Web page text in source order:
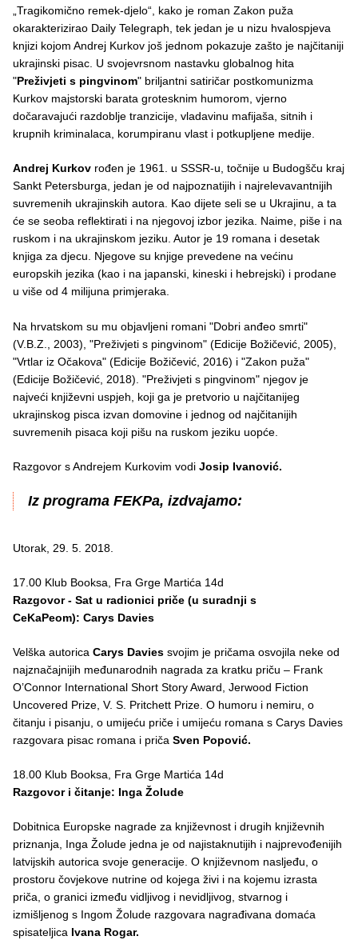
„Tragikomično remek-djelo“, kako je roman Zakon puža
okarakterizirao Daily Telegraph, tek jedan je u nizu hvalospjeva
knjizi kojom Andrej Kurkov još jednom pokazuje zašto je najčitaniji
ukrajinski pisac. U svojevrsnom nastavku globalnog hita
"Preživjeti s pingvinom" briljantni satiričar postkomunizma
Kurkov majstorski barata grotesknim humorom, vjerno
dočaravajući razdoblje tranzicije, vladavinu mafijaša, sitnih i
krupnih kriminalaca, korumpiranu vlast i potkupljene medije.
Andrej Kurkov rođen je 1961. u SSSR-u, točnije u Budogšču kraj
Sankt Petersburga, jedan je od najpoznatijih i najrelevavantnijih
suvremenih ukrajinskih autora. Kao dijete seli se u Ukrajinu, a ta
će se seoba reflektirati i na njegovoj izbor jezika. Naime, piše i na
ruskom i na ukrajinskom jeziku. Autor je 19 romana i desetak
knjiga za djecu. Njegove su knjige prevedene na većinu
europskih jezika (kao i na japanski, kineski i hebrejski) i prodane
u više od 4 milijuna primjeraka.
Na hrvatskom su mu objavljeni romani "Dobri anđeo smrti"
(V.B.Z., 2003), "Preživjeti s pingvinom" (Edicije Božičević, 2005),
"Vrtlar iz Očakova" (Edicije Božičević, 2016) i "Zakon puža"
(Edicije Božičević, 2018). "Preživjeti s pingvinom" njegov je
najveći književni uspjeh, koji ga je pretvorio u najčitanijeg
ukrajinskog pisca izvan domovine i jednog od najčitanijih
suvremenih pisaca koji pišu na ruskom jeziku uopće.
Razgovor s Andrejem Kurkovim vodi Josip Ivanović.
Iz programa FEKPa, izdvajamo:
Utorak, 29. 5. 2018.
17.00 Klub Booksa, Fra Grge Martića 14d
Razgovor - Sat u radionici priče (u suradnji s
CeKaPeom): Carys Davies
Velška autorica Carys Davies svojim je pričama osvojila neke od
najznačajnijih međunarodnih nagrada za kratku priču – Frank
O’Connor International Short Story Award, Jerwood Fiction
Uncovered Prize, V. S. Pritchett Prize. O humoru i nemiru, o
čitanju i pisanju, o umijeću priče i umijeću romana s Carys Davies
razgovara pisac romana i priča Sven Popović.
18.00 Klub Booksa, Fra Grge Martića 14d
Razgovor i čitanje: Inga Žolude
Dobitnica Europske nagrade za književnost i drugih književnih
priznanja, Inga Žolude jedna je od najistaknutijih i najprevođenijih
latvijskih autorica svoje generacije. O književnom nasljeđu, o
prostoru čovjekove nutrine od kojega živi i na kojemu izrasta
priča, o granici između vidljivog i nevidljivog, stvarnog i
izmišljenog s Ingom Žolude razgovara nagrađivana domaća
spisateljica Ivana Rogar.